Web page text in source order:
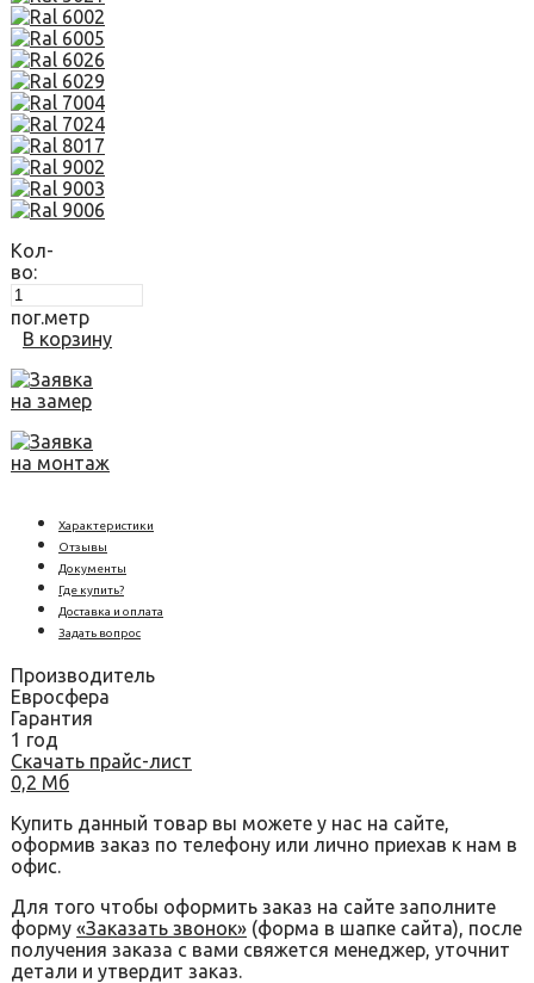
Кол-
во:
пог.метр
В корзину
Заявка
на замер
Заявка
на монтаж
Характеристики
Отзывы
Документы
Где купить?
Доставка и оплата
Задать вопрос
Производитель
Евросфера
Гарантия
1 год
Скачать прайс-лист
0,2 Мб
Купить данный товар вы можете у нас на сайте,
оформив заказ по телефону или лично приехав к нам в
офис.
Для того чтобы оформить заказ на сайте заполните
форму «Заказать звонок» (форма в шапке сайта), после
получения заказа с вами свяжется менеджер, уточнит
детали и утвердит заказ.